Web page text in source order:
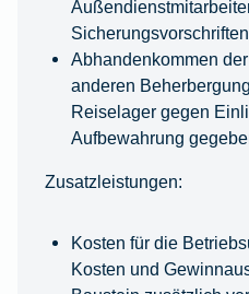
Abhandenkommen
anderen
Reiselager gegen
Aufbewahrung
Zusatzleistungen:
Kosten für die
Kosten und